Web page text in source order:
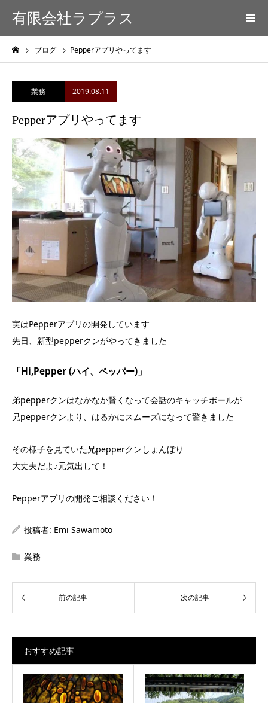
有限会社ラプラス
ブログ Pepperアプリやってます
業務 2019.08.11
Pepperアプリやってます
実はPepperアプリの開発しています
先日、新型pepperクンがやってきました
「Hi,Pepper (ハイ、ペッパー)」
弟pepperクンはなかなか賢くなって会話のキャッチボールが
兄pepperクンより、はるかにスムーズになって驚きました
その様子を見ていた兄pepperクンしょんぼり
大丈夫だよ♪元気出して！
Pepperアプリの開発ご相談ください！
投稿者: Emi Sawamoto
業務
おすすめ記事